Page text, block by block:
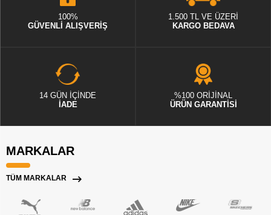
100%
GÜVENLİ ALIŞVERİŞ
1.500 TL VE ÜZERİ
KARGO BEDAVA
14 GÜN İÇİNDE
İADE
%100 ORİJİNAL
ÜRÜN GARANTİSİ
MARKALAR
TÜM MARKALAR